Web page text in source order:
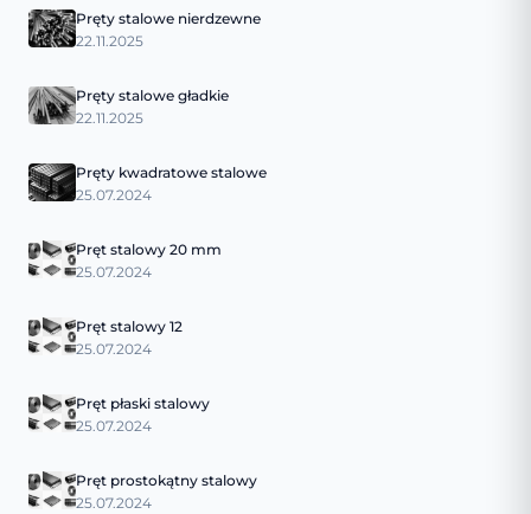
Pręty stalowe nierdzewne
22.11.2025
Pręty stalowe gładkie
22.11.2025
Pręty kwadratowe stalowe
25.07.2024
Pręt stalowy 20 mm
25.07.2024
Pręt stalowy 12
25.07.2024
Pręt płaski stalowy
25.07.2024
Pręt prostokątny stalowy
25.07.2024